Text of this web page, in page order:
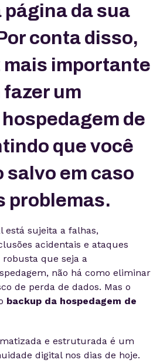
página da sua
conta disso,
mais importante
um
de
que você
salvo em caso
problemas.
está sujeita a falhas,
acidentais e ataques
que seja a
não há como eliminar
de perda de dados. Mas o
backup da hospedagem de
e estruturada é um
digital nos dias de hoje.